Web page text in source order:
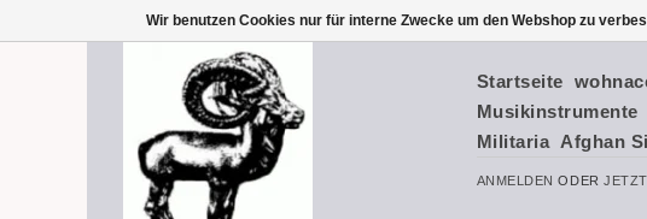
Startseite
Musikinstrumente
Militaria Afghan
ANMELDEN ODER
Wir benutzen Cookies nur für interne Zwecke um den Webshop zu